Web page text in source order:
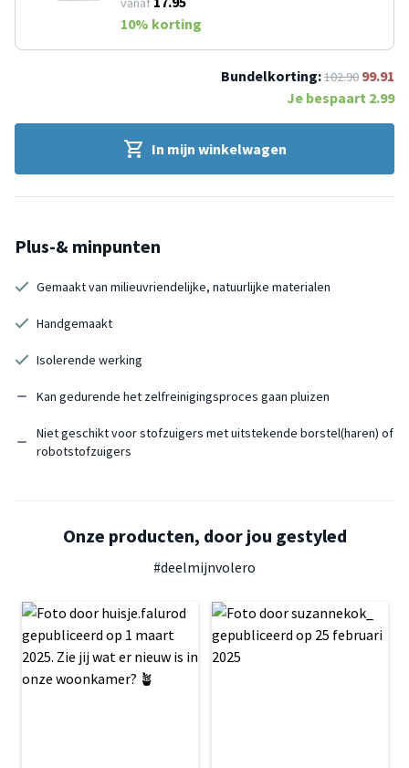
10% korting
Bundelkorting:102.90 99.91
Je bespaart 2.99
In mijn winkelwagen
Plus-& minpunten
Gemaakt van milieuvriendelijke, natuurlijke materialen
Handgemaakt
Isolerende werking
Kan gedurende het zelfreinigingsproces gaan pluizen
Niet geschikt voor stofzuigers met uitstekende borstel(haren) of
robotstofzuigers
Onze producten, door jou gestyled
#deelmijnvolero